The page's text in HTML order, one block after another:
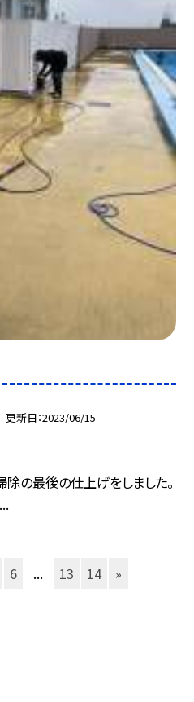
更新日 2023/06/15
の最後の仕上げをしました。
6 ... 13 14 »